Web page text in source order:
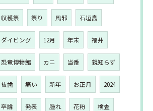
収穫祭 祭り 風邪 石垣島
ダイビング 12月 年末 福井
恐竜博物館 カニ 当番 親知らず
抜歯 痛い 新年 お正月 2024
卒論 発表 腫れ 花粉 検査